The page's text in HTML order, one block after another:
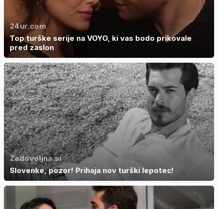
24ur.com
Top turške serije na VOYO, ki vas bodo prikovale
pred zaslon
Zadovoljna.si
Slovenke, pozor! Prihaja nov turški lepotec!